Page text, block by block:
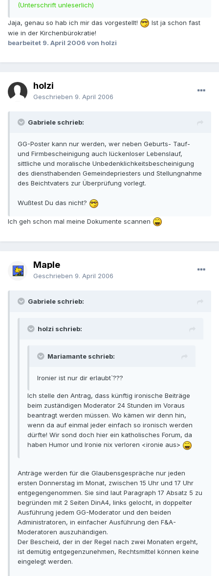
(Unterschrift unleserlich)
Jaja, genau so hab ich mir das vorgestellt!
Ist ja schon fast
wie in der Kirchenbürokratie!
bearbeitet 9. April 2006 von holzi
holzi
Geschrieben 9. April 2006
Gabriele schrieb:
GG-Poster kann nur werden, wer neben Geburts- Tauf-
und Firmbescheinigung auch lückenloser Lebenslauf,
sittliche und moralische Unbedenklichkeitsbescheinigung
des diensthabenden Gemeindepriesters und Stellungnahme
des Beichtvaters zur Überprüfung vorlegt.
Wußtest Du das nicht?
Ich geh schon mal meine Dokumente scannen
Maple
Geschrieben 9. April 2006
Gabriele schrieb:
holzi schrieb:
Mariamante schrieb:
Ironier ist nur dir erlaubt`???
Ich stelle den Antrag, dass künftig ironische Beiträge
beim zuständigen Moderator 24 Stunden im Voraus
beantragt werden müssen. Wo kämen wir denn hin,
wenn da auf einmal jeder einfach so ironisch werden
dürfte! Wir sond doch hier ein katholisches Forum, da
haben Humor und Ironie nix verloren <ironie aus>
Anträge werden für die Glaubensgespräche nur jeden
ersten Donnerstag im Monat, zwischen 15 Uhr und 17 Uhr
entgegengenommen. Sie sind laut Paragraph 17 Absatz 5 zu
begründen mit 2 Seiten DinA4, links gelocht, in doppelter
Ausführung jedem GG-Moderator und den beiden
Administratoren, in einfacher Ausführung den F&A-
Moderatoren auszuhändigen.
Der Bescheid, der in der Regel nach zwei Monaten ergeht,
ist demütig entgegenzunehmen, Rechtsmittel können keine
eingelegt werden.